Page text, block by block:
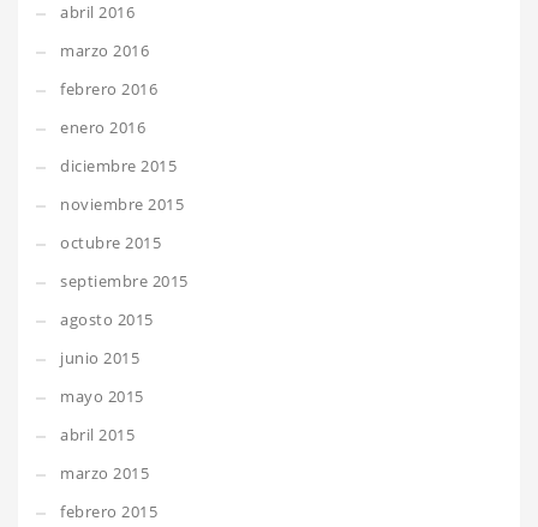
abril 2016
marzo 2016
febrero 2016
enero 2016
diciembre 2015
noviembre 2015
octubre 2015
septiembre 2015
agosto 2015
junio 2015
mayo 2015
abril 2015
marzo 2015
febrero 2015